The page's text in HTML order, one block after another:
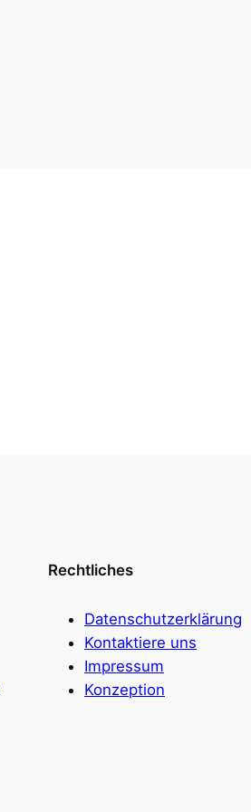
Rechtliches
Datenschutzerklärung
Kontaktiere uns
Impressum
Konzeption